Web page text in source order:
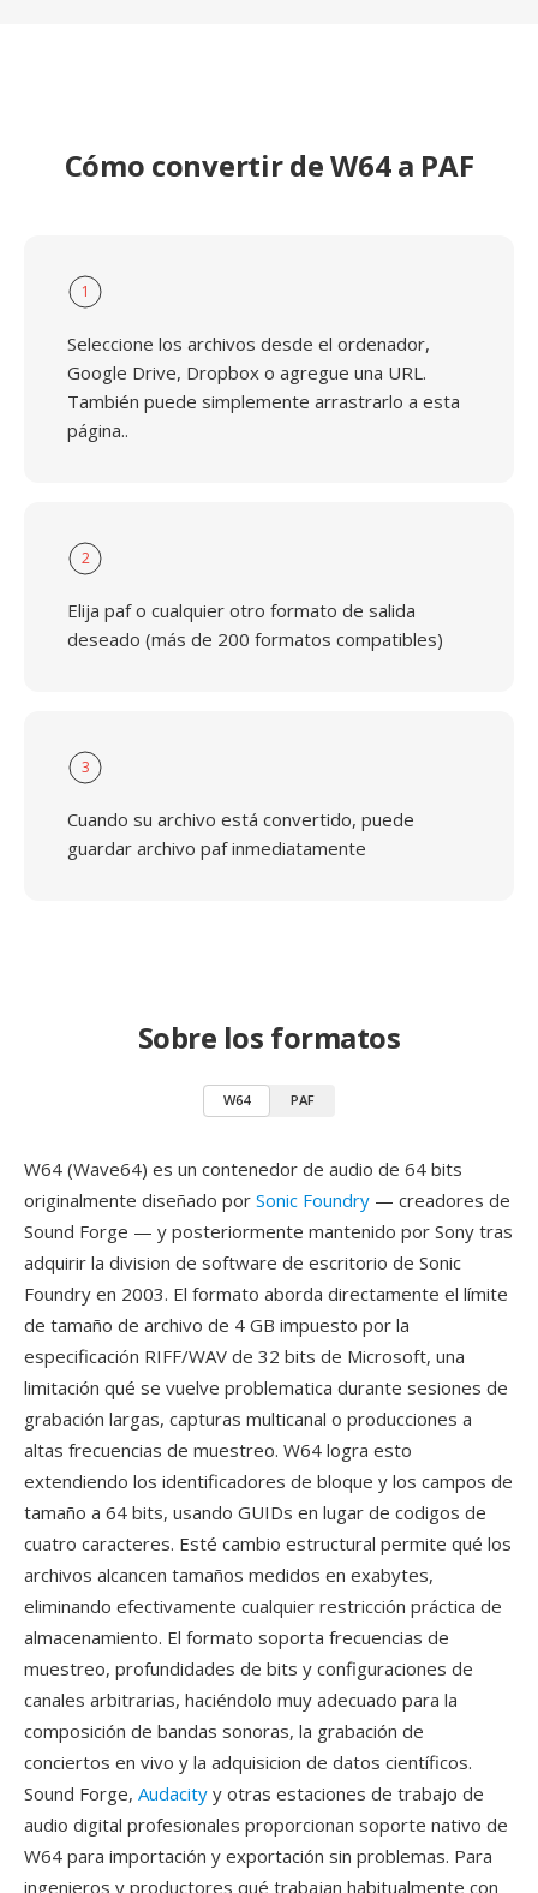
Cómo convertir de W64 a PAF
1
Seleccione los archivos desde el ordenador,
Google Drive, Dropbox o agregue una URL.
También puede simplemente arrastrarlo a esta
página..
2
Elija paf o cualquier otro formato de salida
deseado (más de 200 formatos compatibles)
3
Cuando su archivo está convertido, puede
guardar archivo paf inmediatamente
Sobre los formatos
W64 PAF
W64 (Wave64) es un contenedor de audio de 64 bits
originalmente diseñado por Sonic Foundry — creadores de
Sound Forge — y posteriormente mantenido por Sony tras
adquirir la division de software de escritorio de Sonic
Foundry en 2003. El formato aborda directamente el límite
de tamaño de archivo de 4 GB impuesto por la
especificación RIFF/WAV de 32 bits de Microsoft, una
limitación qué se vuelve problematica durante sesiones de
grabación largas, capturas multicanal o producciones a
altas frecuencias de muestreo. W64 logra esto
extendiendo los identificadores de bloque y los campos de
tamaño a 64 bits, usando GUIDs en lugar de codigos de
cuatro caracteres. Esté cambio estructural permite qué los
archivos alcancen tamaños medidos en exabytes,
eliminando efectivamente cualquier restricción práctica de
almacenamiento. El formato soporta frecuencias de
muestreo, profundidades de bits y configuraciones de
canales arbitrarias, haciéndolo muy adecuado para la
composición de bandas sonoras, la grabación de
conciertos en vivo y la adquisicion de datos científicos.
Sound Forge, Audacity y otras estaciones de trabajo de
audio digital profesionales proporcionan soporte nativo de
W64 para importación y exportación sin problemas. Para
ingenieros y productores qué trabajan habitualmente con